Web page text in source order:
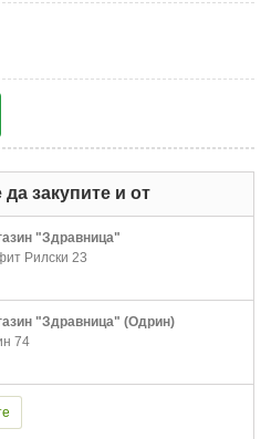
закупите и от
"Здравница"
Рилски 23
"Здравница" (Одрин)
74